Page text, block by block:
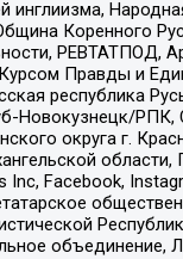
инглиизма,
Коренного
РЕВТАТПОД,
Правды и
республика
Новокузнецк/
округа г.
Inc, Facebook,
объединение,